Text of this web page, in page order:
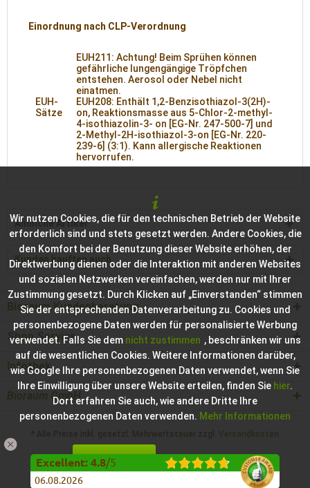
Einordnung nach CLP-Verordnung
EUH-
Sätze
EUH211: Achtung! Beim Sprühen können
gefährliche lungengängige Tröpfchen
entstehen. Aerosol oder Nebel nicht
einatmen.
EUH208: Enthält 1,2-Benzisothiazol-3(2H)-
on, Reaktionsmasse aus 5-Chlor-2-methyl-
4-isothiazolin-3- on [EG-Nr. 247-500-7] und
2-Methyl-2H-isothiazol-3-on [EG-Nr. 220-
239-6] (3:1). Kann allergische Reaktionen
hervorrufen.
Ähnliche Artikel
Kunden kauften auch
Bioraum Kundenberatung
Shop Service
Infothek
Bioraum GmbH
* Alle Preise inkl. gesetzl. Mehrwertsteuer zzgl. Versandkosten
Hilfe / Support Kontakt zur Bioraum GmbH
Wir nutzen Cookies, die für den technischen Betrieb der Website
erforderlich sind und stets gesetzt werden. Andere Cookies, die
den Komfort bei der Benutzung dieser Website erhöhen, der
Direktwerbung dienen oder die Interaktion mit anderen Websites
und sozialen Netzwerken vereinfachen, werden nur mit Ihrer
Zustimmung gesetzt. Durch Klicken auf „Einverstanden“ stimmen
Sie der entsprechenden Datenverarbeitung zu. Cookies und
personenbezogene Daten werden für personalisierte Werbung
verwendet. Falls Sie dem nicht zustimmen , beschränken wir uns
auf die wesentlichen Cookies. Weitere Informationen darüber,
wie Google Ihre personenbezogenen Daten verwendet, wenn Sie
Ihre Einwilligung über unsere Website erteilen, finden Sie hier.
Dort erfahren Sie auch, wie andere Dritte Ihre
personenbezogenen Daten verwenden. Mehr Informationen
Einverstanden Konfigurieren
Excellent: 4.8/5
06.08.2026